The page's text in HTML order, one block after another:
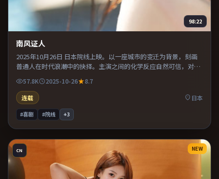
98:22
南风证人
2025年10月26日 日本院线上映。以一座城市的变迁为背景，刻画
普通人在时代浪潮中的抉择。主演之间的化学反应自然可信，对手
戏张力贯穿全片。整体完成度较高，适合周末一口气看完。
57.8K 2025-10-26
8.7
连载
日本
#喜剧 #院线 +3
CN NEW